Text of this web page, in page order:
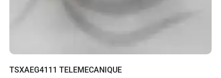
TSXAEG4111 TELEMECANIQUE